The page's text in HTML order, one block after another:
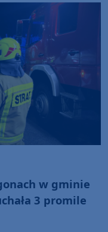
w gminie
3 promile